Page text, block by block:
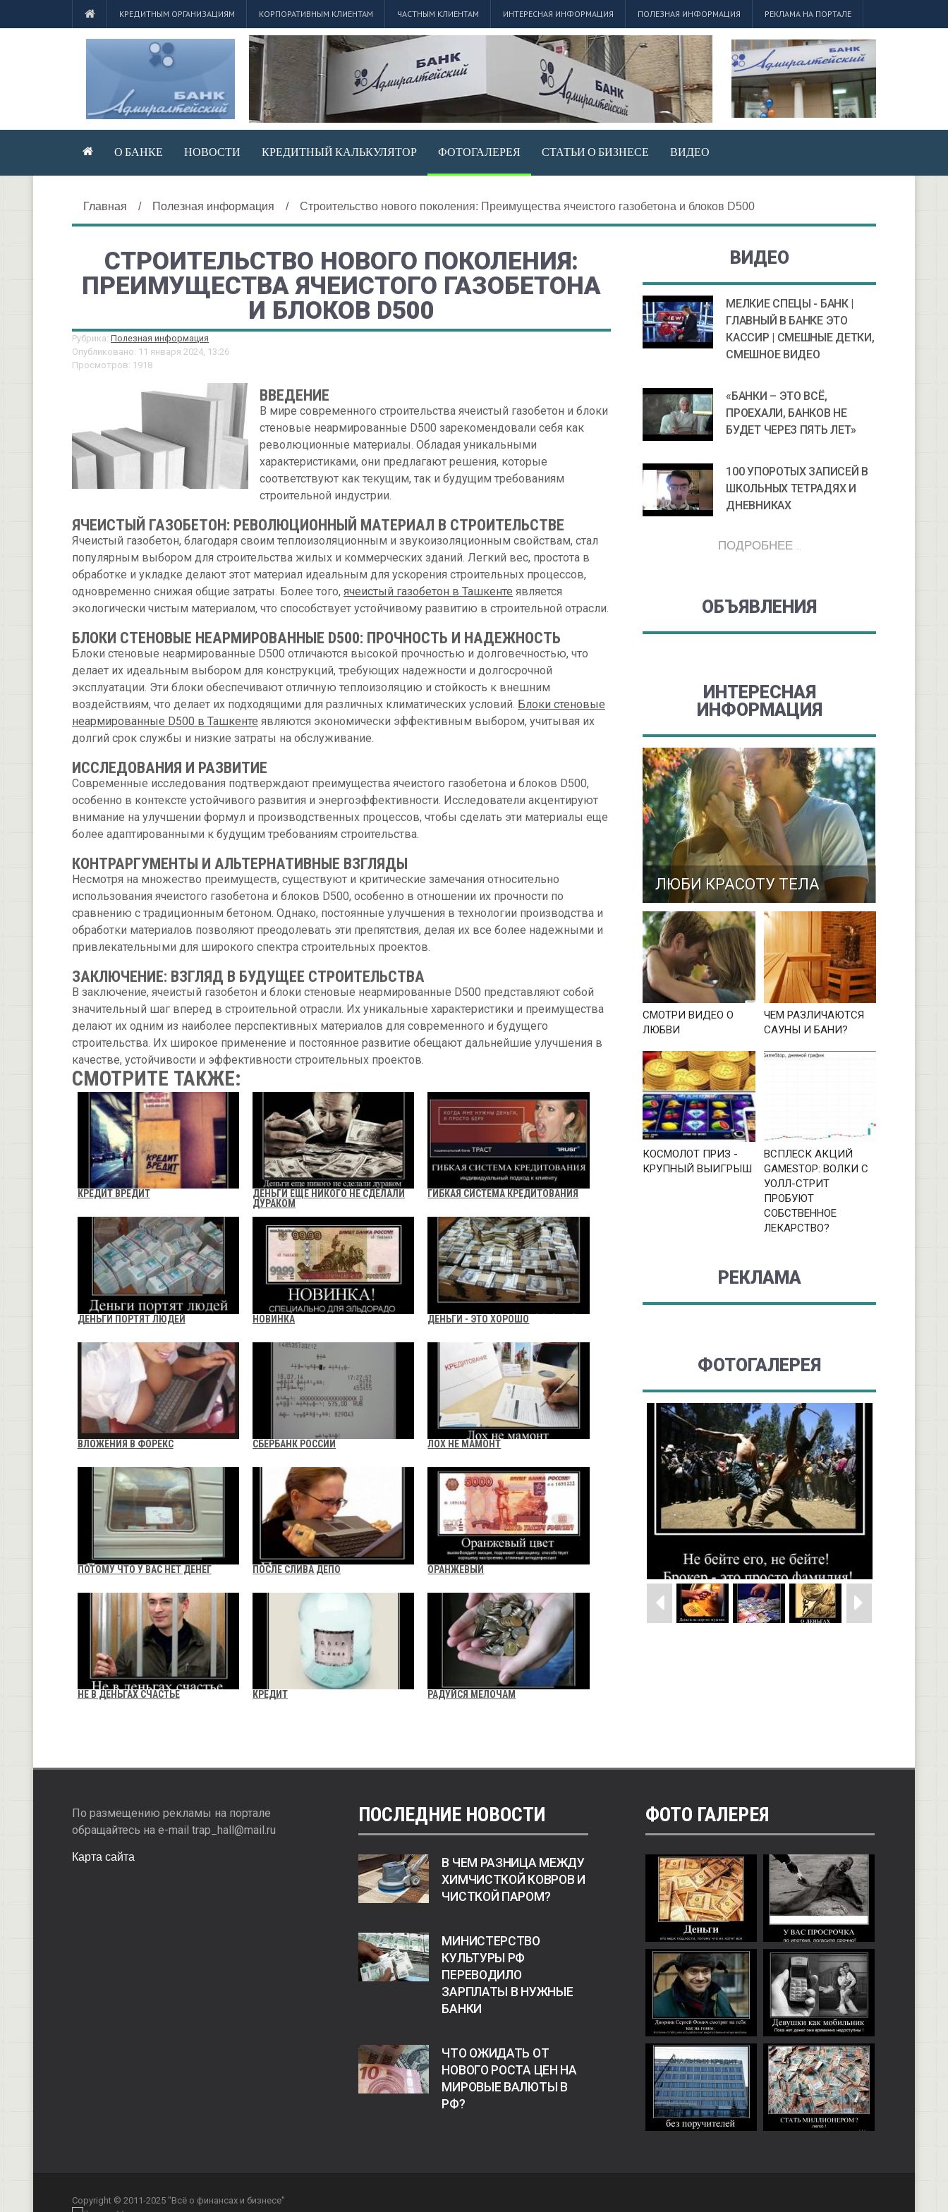
КРЕДИТНЫМ ОРГАНИЗАЦИЯМ КОРПОРАТИВНЫМ КЛИЕНТАМ ЧАСТНЫМ КЛИЕНТАМ ИНТЕРЕСНАЯ ИНФОРМАЦИЯ ПОЛЕЗНАЯ ИНФОРМАЦИЯ РЕКЛАМА НА ПОРТАЛЕ
О БАНКЕ НОВОСТИ КРЕДИТНЫЙ КАЛЬКУЛЯТОР ФОТОГАЛЕРЕЯ СТАТЬИ О БИЗНЕСЕ ВИДЕО
Главная / Полезная информация / Строительство нового поколения: Преимущества ячеистого газобетона и блоков D500
СТРОИТЕЛЬСТВО НОВОГО ПОКОЛЕНИЯ:
ПРЕИМУЩЕСТВА ЯЧЕИСТОГО ГАЗОБЕТОНА
И БЛОКОВ D500
Рубрика: Полезная информация
Опубликовано: 11 января 2024, 13:26
Просмотров: 1918
ВВЕДЕНИЕ
В мире современного строительства ячеистый газобетон и блоки
стеновые неармированные D500 зарекомендовали себя как
революционные материалы. Обладая уникальными
характеристиками, они предлагают решения, которые
соответствуют как текущим, так и будущим требованиям
строительной индустрии.
ЯЧЕИСТЫЙ ГАЗОБЕТОН: РЕВОЛЮЦИОННЫЙ МАТЕРИАЛ В СТРОИТЕЛЬСТВЕ
Ячеистый газобетон, благодаря своим теплоизоляционным и звукоизоляционным свойствам, стал
популярным выбором для строительства жилых и коммерческих зданий. Легкий вес, простота в
обработке и укладке делают этот материал идеальным для ускорения строительных процессов,
одновременно снижая общие затраты. Более того, ячеистый газобетон в Ташкенте является
экологически чистым материалом, что способствует устойчивому развитию в строительной отрасли.
БЛОКИ СТЕНОВЫЕ НЕАРМИРОВАННЫЕ D500: ПРОЧНОСТЬ И НАДЕЖНОСТЬ
Блоки стеновые неармированные D500 отличаются высокой прочностью и долговечностью, что
делает их идеальным выбором для конструкций, требующих надежности и долгосрочной
эксплуатации. Эти блоки обеспечивают отличную теплоизоляцию и стойкость к внешним
воздействиям, что делает их подходящими для различных климатических условий. Блоки стеновые
неармированные D500 в Ташкенте являются экономически эффективным выбором, учитывая их
долгий срок службы и низкие затраты на обслуживание.
ИССЛЕДОВАНИЯ И РАЗВИТИЕ
Современные исследования подтверждают преимущества ячеистого газобетона и блоков D500,
особенно в контексте устойчивого развития и энергоэффективности. Исследователи акцентируют
внимание на улучшении формул и производственных процессов, чтобы сделать эти материалы еще
более адаптированными к будущим требованиям строительства.
КОНТРАРГУМЕНТЫ И АЛЬТЕРНАТИВНЫЕ ВЗГЛЯДЫ
Несмотря на множество преимуществ, существуют и критические замечания относительно
использования ячеистого газобетона и блоков D500, особенно в отношении их прочности по
сравнению с традиционным бетоном. Однако, постоянные улучшения в технологии производства и
обработки материалов позволяют преодолевать эти препятствия, делая их все более надежными и
привлекательными для широкого спектра строительных проектов.
ЗАКЛЮЧЕНИЕ: ВЗГЛЯД В БУДУЩЕЕ СТРОИТЕЛЬСТВА
В заключение, ячеистый газобетон и блоки стеновые неармированные D500 представляют собой
значительный шаг вперед в строительной отрасли. Их уникальные характеристики и преимущества
делают их одним из наиболее перспективных материалов для современного и будущего
строительства. Их широкое применение и постоянное развитие обещают дальнейшие улучшения в
качестве, устойчивости и эффективности строительных проектов.
СМОТРИТЕ ТАКЖЕ:
КРЕДИТ ВРЕДИТ
ДЕНЬГИ ЕЩЕ НИКОГО НЕ СДЕЛАЛИ
ДУРАКОМ
ГИБКАЯ СИСТЕМА КРЕДИТОВАНИЯ
ДЕНЬГИ ПОРТЯТ ЛЮДЕЙ НОВИНКА ДЕНЬГИ - ЭТО ХОРОШО
ВЛОЖЕНИЯ В ФОРЕКС СБЕРБАНК РОССИИ ЛОХ НЕ МАМОНТ
ПОТОМУ ЧТО У ВАС НЕТ ДЕНЕГ ПОСЛЕ СЛИВА ДЕПО ОРАНЖЕВЫЙ
НЕ В ДЕНЬГАХ СЧАСТЬЕ КРЕДИТ РАДУЙСЯ МЕЛОЧАМ
ВИДЕО
МЕЛКИЕ СПЕЦЫ - БАНК |
ГЛАВНЫЙ В БАНКЕ ЭТО
КАССИР | СМЕШНЫЕ ДЕТКИ,
СМЕШНОЕ ВИДЕО
«БАНКИ – ЭТО ВСЁ,
ПРОЕХАЛИ, БАНКОВ НЕ
БУДЕТ ЧЕРЕЗ ПЯТЬ ЛЕТ»
100 УПОРОТЫХ ЗАПИСЕЙ В
ШКОЛЬНЫХ ТЕТРАДЯХ И
ДНЕВНИКАХ
ПОДРОБНЕЕ ...
ОБЪЯВЛЕНИЯ
ИНТЕРЕСНАЯ
ИНФОРМАЦИЯ
ЛЮБИ КРАСОТУ ТЕЛА
СМОТРИ ВИДЕО О
ЛЮБВИ
ЧЕМ РАЗЛИЧАЮТСЯ
САУНЫ И БАНИ?
КОСМОЛОТ ПРИЗ -
КРУПНЫЙ ВЫИГРЫШ
ВСПЛЕСК АКЦИЙ
GAMESTOP: ВОЛКИ С
УОЛЛ-СТРИТ
ПРОБУЮТ
СОБСТВЕННОЕ
ЛЕКАРСТВО?
РЕКЛАМА
ФОТОГАЛЕРЕЯ
По размещению рекламы на портале
обращайтесь на e-mail trap_hall@mail.ru
Карта сайта
ПОСЛЕДНИЕ НОВОСТИ
В ЧЕМ РАЗНИЦА МЕЖДУ
ХИМЧИСТКОЙ КОВРОВ И
ЧИСТКОЙ ПАРОМ?
МИНИСТЕРСТВО
КУЛЬТУРЫ РФ
ПЕРЕВОДИЛО
ЗАРПЛАТЫ В НУЖНЫЕ
БАНКИ
ЧТО ОЖИДАТЬ ОТ
НОВОГО РОСТА ЦЕН НА
МИРОВЫЕ ВАЛЮТЫ В
РФ?
ФОТО ГАЛЕРЕЯ
Copyright © 2011-2025 "Всё о финансах и бизнесе"